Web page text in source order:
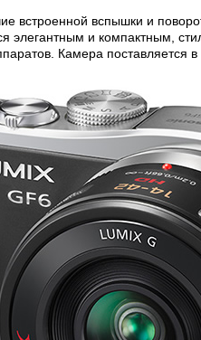
встроенной вспышки и
элегантным и компактным,
Камера поставляется